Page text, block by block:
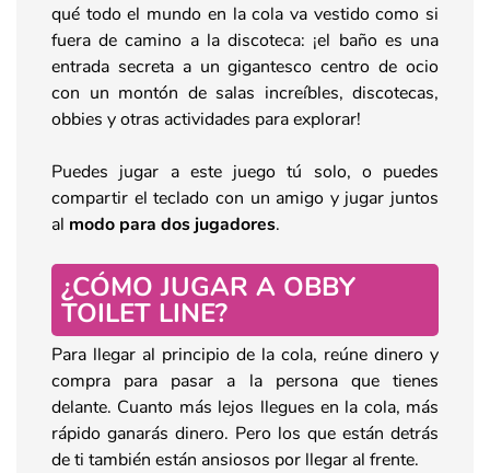
qué todo el mundo en la cola va vestido como si
fuera de camino a la discoteca: ¡el baño es una
entrada secreta a un gigantesco centro de ocio
con un montón de salas increíbles, discotecas,
obbies y otras actividades para explorar!
Puedes jugar a este juego tú solo, o puedes
compartir el teclado con un amigo y jugar juntos
al modo para dos jugadores.
¿CÓMO JUGAR A OBBY
TOILET LINE?
Para llegar al principio de la cola, reúne dinero y
compra para pasar a la persona que tienes
delante. Cuanto más lejos llegues en la cola, más
rápido ganarás dinero. Pero los que están detrás
de ti también están ansiosos por llegar al frente.